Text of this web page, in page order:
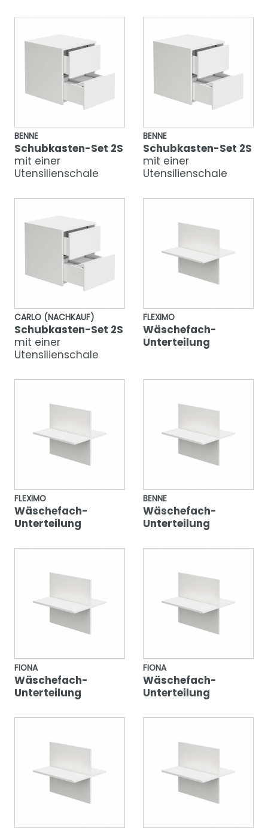
BENNE
Schubkasten-Set 2S
mit einer
Utensilienschale
BENNE
Schubkasten-Set 2S
mit einer
Utensilienschale
CARLO (NACHKAUF)
Schubkasten-Set 2S
mit einer
Utensilienschale
FLEXIMO
Wäschefach-
Unterteilung
FLEXIMO
Wäschefach-
Unterteilung
BENNE
Wäschefach-
Unterteilung
FIONA
Wäschefach-
Unterteilung
FIONA
Wäschefach-
Unterteilung